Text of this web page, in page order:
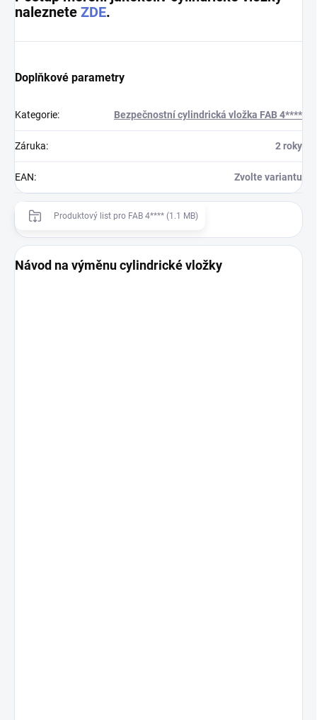
naleznete ZDE.
Doplňkové parametry
Kategorie: Bezpečnostní cylindrická vložka FAB 4****
Záruka: 2 roky
EAN: Zvolte variantu
Produktový list pro FAB 4**** (1.1 MB)
Návod na výměnu cylindrické vložky